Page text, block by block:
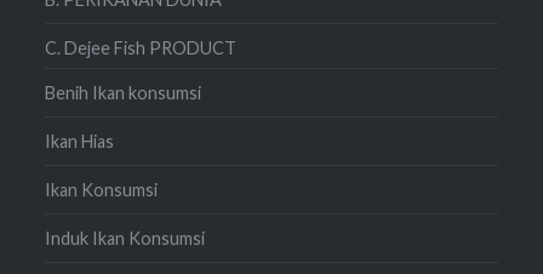
C. Dejee Fish PRODUCT
Benih Ikan konsumsi
Ikan Hias
Ikan Konsumsi
Induk Ikan Konsumsi